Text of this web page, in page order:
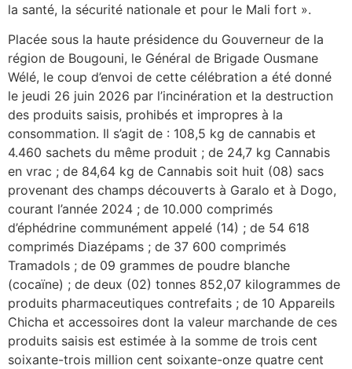
la santé, la sécurité nationale et pour le Mali fort ».
Placée sous la haute présidence du Gouverneur de la
région de Bougouni, le Général de Brigade Ousmane
Wélé, le coup d’envoi de cette célébration a été donné
le jeudi 26 juin 2026 par l’incinération et la destruction
des produits saisis, prohibés et impropres à la
consommation. Il s’agit de : 108,5 kg de cannabis et
4.460 sachets du même produit ; de 24,7 kg Cannabis
en vrac ; de 84,64 kg de Cannabis soit huit (08) sacs
provenant des champs découverts à Garalo et à Dogo,
courant l’année 2024 ; de 10.000 comprimés
d’éphédrine communément appelé (14) ; de 54 618
comprimés Diazépams ; de 37 600 comprimés
Tramadols ; de 09 grammes de poudre blanche
(cocaïne) ; de deux (02) tonnes 852,07 kilogrammes de
produits pharmaceutiques contrefaits ; de 10 Appareils
Chicha et accessoires dont la valeur marchande de ces
produits saisis est estimée à la somme de trois cent
soixante-trois million cent soixante-onze quatre cent